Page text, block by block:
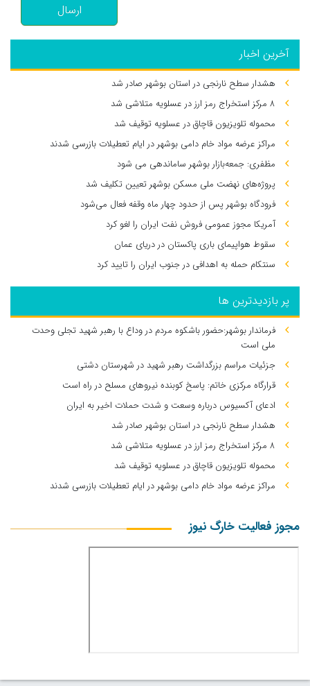
ارسال
آخرین اخبار
هشدار سطح نارنجی در استان بوشهر صادر شد
۸ مرکز استخراج رمز ارز در عسلویه متلاشی شد
محموله تلویزیون قاچاق در عسلویه توقیف شد
مراکز عرضه مواد خام دامی بوشهر در ایام تعطیلات بازرسی شدند
مظفری: جمعه‌بازار بوشهر ساماندهی می‌ شود
پروژه‌های نهضت ملی مسکن بوشهر تعیین تکلیف شد
فرودگاه بوشهر پس از حدود چهار ماه وقفه فعال می‌شود
آمریکا مجوز عمومی فروش نفت ایران را لغو کرد
سقوط هواپیمای باری پاکستان در دریای عمان
سنتکام حمله به اهدافی در جنوب ایران را تایید کرد
پر بازدیدترین ها
فرماندار بوشهر:حضور باشکوه مردم در وداع با رهبر شهید تجلی وحدت
ملی است
جزئیات مراسم بزرگداشت رهبر شهید در شهرستان دشتی
قرارگاه مرکزی خاتم: پاسخ کوبنده نیروهای مسلح در راه است
ادعای آکسیوس درباره وسعت و شدت حملات اخیر به ایران
هشدار سطح نارنجی در استان بوشهر صادر شد
۸ مرکز استخراج رمز ارز در عسلویه متلاشی شد
محموله تلویزیون قاچاق در عسلویه توقیف شد
مراکز عرضه مواد خام دامی بوشهر در ایام تعطیلات بازرسی شدند
مجوز فعالیت خارگ نیوز